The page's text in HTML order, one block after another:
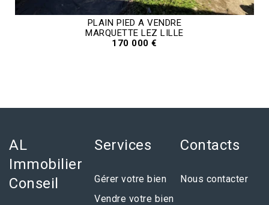
PLAIN PIED A VENDRE
MARQUETTE LEZ LILLE
170 000 €
AL
Immobilier
Conseil
Services
Gérer votre bien
Vendre votre bien
Contacts
Nous contacter